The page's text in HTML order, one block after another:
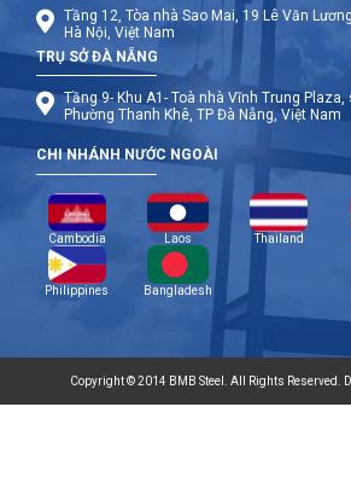
Tầng 12, Tòa nhà Sao Mai, 19 Lê Văn
Hà Nội, Việt Nam
TRỤ SỞ ĐÀ NẴNG
Tầng 9- Khu A1- Toà nhà Vĩnh Trung
Phường Thanh Khê, TP Đà Nẵng, Việt Nam
CHI NHÁNH NƯỚC NGOÀI
Cambodia Laos Thailand
Philippines Bangladesh
Copyright © 2014 BMB Steel. All Rights Reserved.